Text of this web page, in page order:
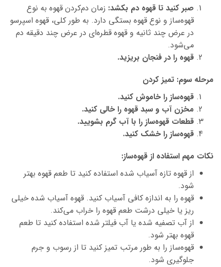
صبر کنید تا قهوه دم بکشد: زمان دم‌کردن قهوه به نوع
قهوه‌ساز و نوع قهوه بستگی دارد. به طور کلی، قهوه اسپرسو
در عرض چند ثانیه و قهوه قطره‌ای در عرض چند دقیقه دم
می‌شود.
قهوه را در فنجان بریزید.
مرحله سوم: تمیز کردن
قهوه‌ساز را خاموش کنید.
مخزن آب و سبد قهوه را خالی کنید.
قطعات قهوه‌ساز را با آب گرم بشویید.
قهوه‌ساز را خشک کنید.
نکات مهم استفاده از قهوه‌ساز:
از قهوه تازه آسیاب شده استفاده کنید تا طعم قهوه بهتر
شود.
قهوه را به اندازه کافی آسیاب کنید. قهوه آسیاب شده خیلی
ریز یا خیلی درشت طعم قهوه را خراب می‌کند.
از آب تصفیه شده یا آب فیلتر شده استفاده کنید تا طعم
قهوه بهتر شود.
قهوه‌ساز را به طور مرتب تمیز کنید تا از رسوب و جرم
جلوگیری شود.